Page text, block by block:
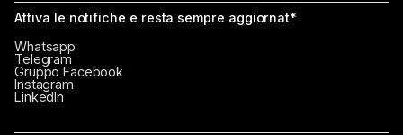
Attiva le notifiche e resta sempre aggiornat*
Whatsapp
Telegram
Gruppo Facebook
Instagram
LinkedIn